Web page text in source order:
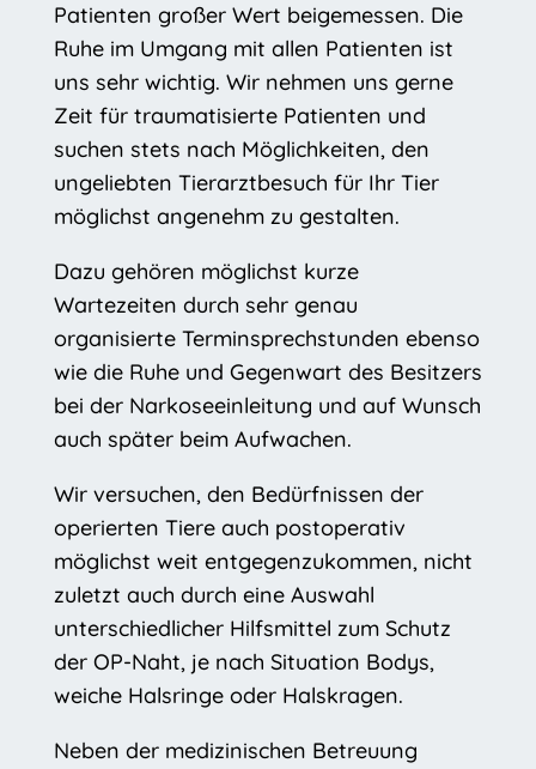
Patienten großer Wert beigemessen. Die
Ruhe im Umgang mit allen Patienten ist
uns sehr wichtig. Wir nehmen uns gerne
Zeit für traumatisierte Patienten und
suchen stets nach Möglichkeiten, den
ungeliebten Tierarztbesuch für Ihr Tier
möglichst angenehm zu gestalten.
Dazu gehören möglichst kurze
Wartezeiten durch sehr genau
organisierte Terminsprechstunden ebenso
wie die Ruhe und Gegenwart des Besitzers
bei der Narkoseeinleitung und auf Wunsch
auch später beim Aufwachen.
Wir versuchen, den Bedürfnissen der
operierten Tiere auch postoperativ
möglichst weit entgegenzukommen, nicht
zuletzt auch durch eine Auswahl
unterschiedlicher Hilfsmittel zum Schutz
der OP-Naht, je nach Situation Bodys,
weiche Halsringe oder Halskragen.
Neben der medizinischen Betreuung